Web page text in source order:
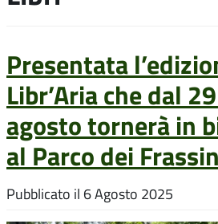
Presentata
Libr’Aria che dal
agosto tornerà in
al Parco dei
Pubblicato il 6 Agosto 2025